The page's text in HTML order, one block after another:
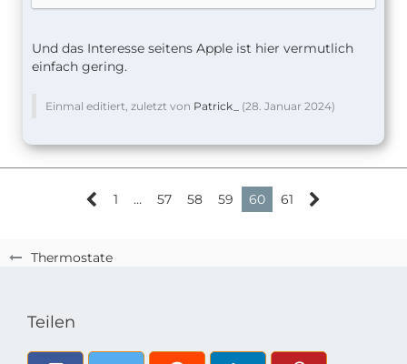
Thermostate
Und das Interesse seitens Apple ist hier vermutlich
einfach gering.
Einmal editiert, zuletzt von Patrick_ (28. Januar 2024)
1 … 57 58 59 60 61
Teilen